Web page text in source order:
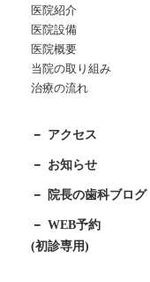
医院紹介
医院設備
医院概要
当院の取り組み
治療の流れ
アクセス
お知らせ
院長の歯科ブログ
WEB予約
(初診専用)